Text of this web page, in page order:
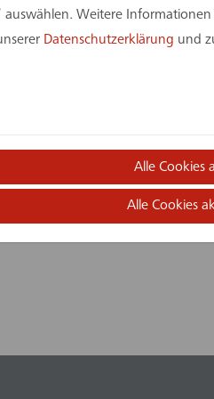
und Kollegen
bei Pausen im Skigebiet
Gespräche und
stärkte das
auswählen. Weitere
Datenschutzerklärung und
Alle Cookies
Alle Cookies